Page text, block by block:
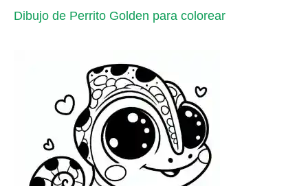
Dibujo de Perrito Golden para colorear